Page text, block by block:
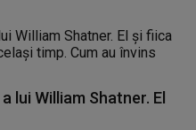
lui William Shatner. El